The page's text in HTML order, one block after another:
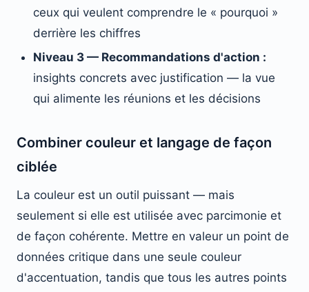
ceux qui veulent comprendre le « pourquoi »
derrière les chiffres
Niveau 3 — Recommandations d'action :
insights concrets avec justification — la vue
qui alimente les réunions et les décisions
Combiner couleur et langage de façon
ciblée
La couleur est un outil puissant — mais
seulement si elle est utilisée avec parcimonie et
de façon cohérente. Mettre en valeur un point de
données critique dans une seule couleur
d'accentuation, tandis que tous les autres points